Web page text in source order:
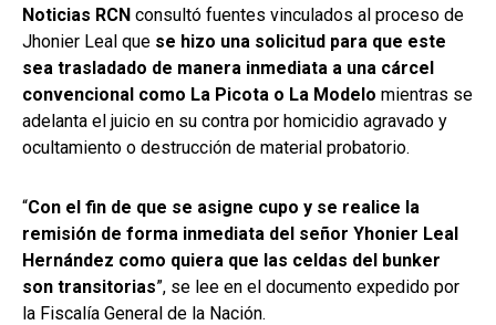
Noticias RCN consultó fuentes vinculados al proceso de
Jhonier Leal que se hizo una solicitud para que este
sea trasladado de manera inmediata a una cárcel
convencional como La Picota o La Modelo mientras se
adelanta el juicio en su contra por homicidio agravado y
ocultamiento o destrucción de material probatorio.
“Con el fin de que se asigne cupo y se realice la
remisión de forma inmediata del señor Yhonier Leal
Hernández como quiera que las celdas del bunker
son transitorias”, se lee en el documento expedido por
la Fiscalía General de la Nación.